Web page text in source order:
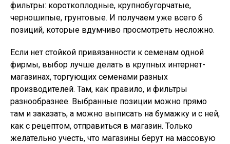
фильтры: короткоплодные, крупнобугорчатые,
черношипые, грунтовые. И получаем уже всего 6
позиций, которые вдумчиво просмотреть несложно.
Если нет стойкой привязанности к семенам одной
фирмы, выбор лучше делать в крупных интернет-
магазинах, торгующих семенами разных
производителей. Там, как правило, и фильтры
разнообразнее. Выбранные позиции можно прямо
там и заказать, а можно выписать на бумажку и с ней,
как с рецептом, отправиться в магазин. Только
желательно учесть, что магазины берут на массовую